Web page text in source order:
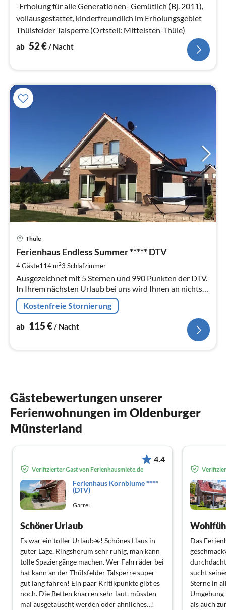
-Erholung für alle Generationen- Gemütlich (Bj. 2011),
vollausgestattet, kinderfreundlich im Erholungsgebiet
Thülsfelder Talsperre (Ortsteil: Mittelsten-Thüle)
ab 52€/ Nacht
Thüle
Ferienhaus Endless Summer ***** DTV
4 Gäste114 m23 Schlafzimmer
Ausgezeichnet mit 5 Sternen und 990 Punkten der DTV.
In Ihrem nächsten Urlaub bei uns wird Ihnen an nichts
fehlen. Ob Wellness, Ruhe, Sport oder Badeurlaub. Hier
haben Sie alles.
Kostenfreie Stornierung
ab 115€/ Nacht
Gästebewertungen unserer
Ferienwohnungen im Oldenburger
Münsterland
4.4
Verifizierter Gast von Ferienhausmiete.de
Ferienhaus Kornblume ****
(DTV)
Garrel
Schöner Urlaub
Es war ein toller Urlaub☀️! Schönes Haus in
guter Lage. Ringsherum sehr ruhig, man kann
tolle Spaziergänge machen. Wer Fahrräder bei
hat kann an der Thülsfelder Talsperre super
gut lang fahren! Ein paar Kritikpunkte gibt es
noch. Die Betten knarren sehr laut, müssten
mal ausgetauscht werden oder ähnliches…!
Das
sucht
Sterne in
als auch